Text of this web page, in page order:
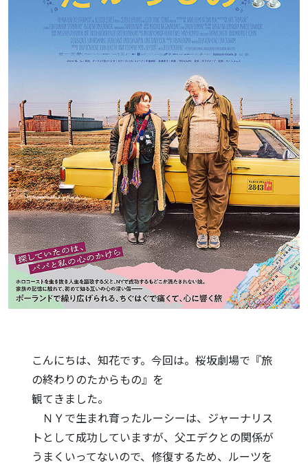
こんにちは、知花です。今回は。桜坂劇場で『旅
の終わりのたからもの』を
観てきました。
ＮＹで生まれ育ったルーシーは、ジャーナリス
トとして成功していますが、父エデクとの関係が
うまくいってないので、修復するため、ルーツを